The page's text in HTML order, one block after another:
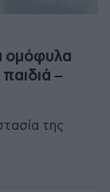
ομόφυλα
–
της